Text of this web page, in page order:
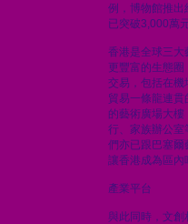
例，博物館推
已突破3,000萬
香港是全球三大
更豐富的生態
交易，包括在機
貿易一條龍連
的藝術廣場大
行、家族辦公室
們亦已跟巴塞爾
讓香港成為區內
產業平台
與此同時，文